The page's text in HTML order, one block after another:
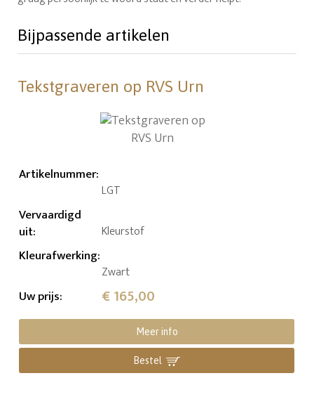
Bijpassende artikelen
Tekstgraveren op RVS Urn
Artikelnummer:
LGT
Vervaardigd
uit: Kleurstof
Kleurafwerking:
Zwart
Uw prijs: € 165,00
Meer info
Bestel